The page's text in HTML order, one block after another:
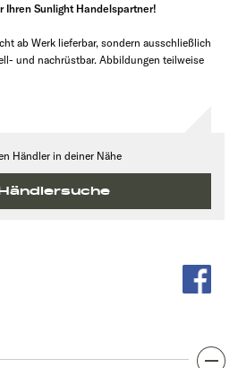
Ihren Sunlight Handelspartner!
ab Werk lieferbar, sondern ausschließlich
und nachrüstbar. Abbildungen teilweise
Händler in deiner Nähe